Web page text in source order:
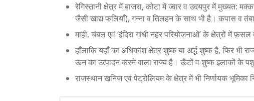
रेगिस्तानी क्षेत्र में बाजरा, कोटा में ज्वार व उदयपुर में मुख्यत:
जैसी खाद्य फलियाँ), गन्ना व तिलहन के साथ भी है। कपास व
माही, चंबल एवं ‘इंदिरा गांधी नहर परियोजनाओं’ के क्षेत्रों में
हाँलाकि यहाँ का अधिकांश क्षेत्र शुष्क या अर्द्ध शुष्क है, फिर भी
ऊन का उत्पादन करने वाला राज्य है। ऊँटों व शुष्क इलाकों के
राजस्थान खनिज एवं पेट्रोलियम के क्षेत्र में भी निर्णायक भूमिका